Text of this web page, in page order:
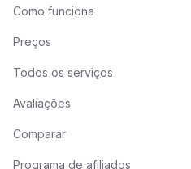
Como funciona
Preços
Todos os serviços
Avaliações
Comparar
Programa de afiliados